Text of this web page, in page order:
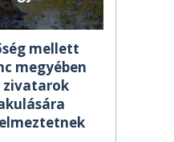
mellett
megyében
zivatarok